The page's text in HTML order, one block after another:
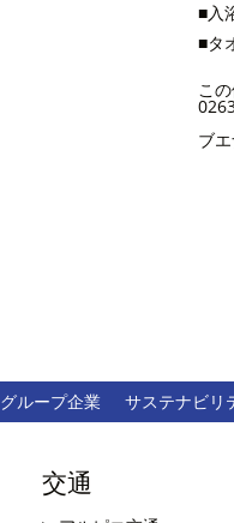
■入
■タ
こ
ブ
グループ企業 サステナビリ
交通